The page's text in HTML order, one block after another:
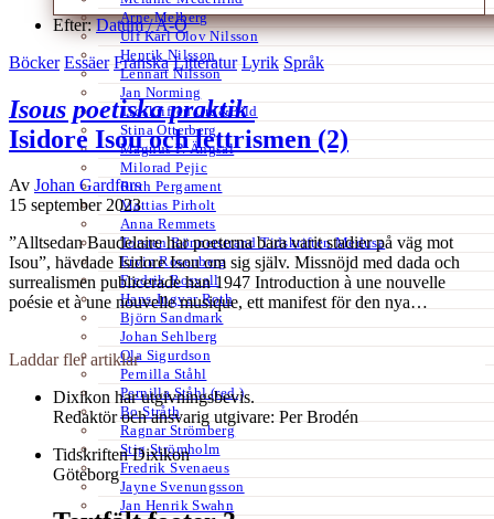
Arne Melberg
Ulf Karl Olov Nilsson
Henrik Nilsson
Lennart Nilsson
Jan Norming
Tidskriften Ord&Bild
Stina Otterberg
Magnus P. Ängsal
Milorad Pejic
Ruth Pergament
Mattias Pirholt
Anna Remmets
Torsten Rönnerstrand Tidskriften Medusa
Ervin Rosenberg
Fredrik Rosvall
Hans-Ingvar Roth
Björn Sandmark
Johan Sehlberg
Ola Sigurdson
Pernilla Ståhl
Pernilla Ståhl (red.)
Bo Stråth
Ragnar Strömberg
Stig Strömholm
Fredrik Svenaeus
Jayne Svenungsson
Jan Henrik Swahn
Efter:Datum /A-Ö
Böcker Essäer Franska Litteratur Lyrik Språk
Isous poetiska praktik
Isidore Isou och lettrismen (2)
Av Johan Gardfors
15 september 2023
”Alltsedan Baudelaire har poeterna bara varit stadier på väg mot
Isou”, hävdade Isidore Isou om sig själv. Missnöjd med dada och
surrealismen publicerade han 1947 Introduction à une nouvelle
poésie et à une nouvelle musique, ett manifest för den nya…
Laddar fler artiklar
Dixikon har utgivningsbevis.
Redaktör och ansvarig utgivare: Per Brodén
Tidskriften Dixikon
Göteborg